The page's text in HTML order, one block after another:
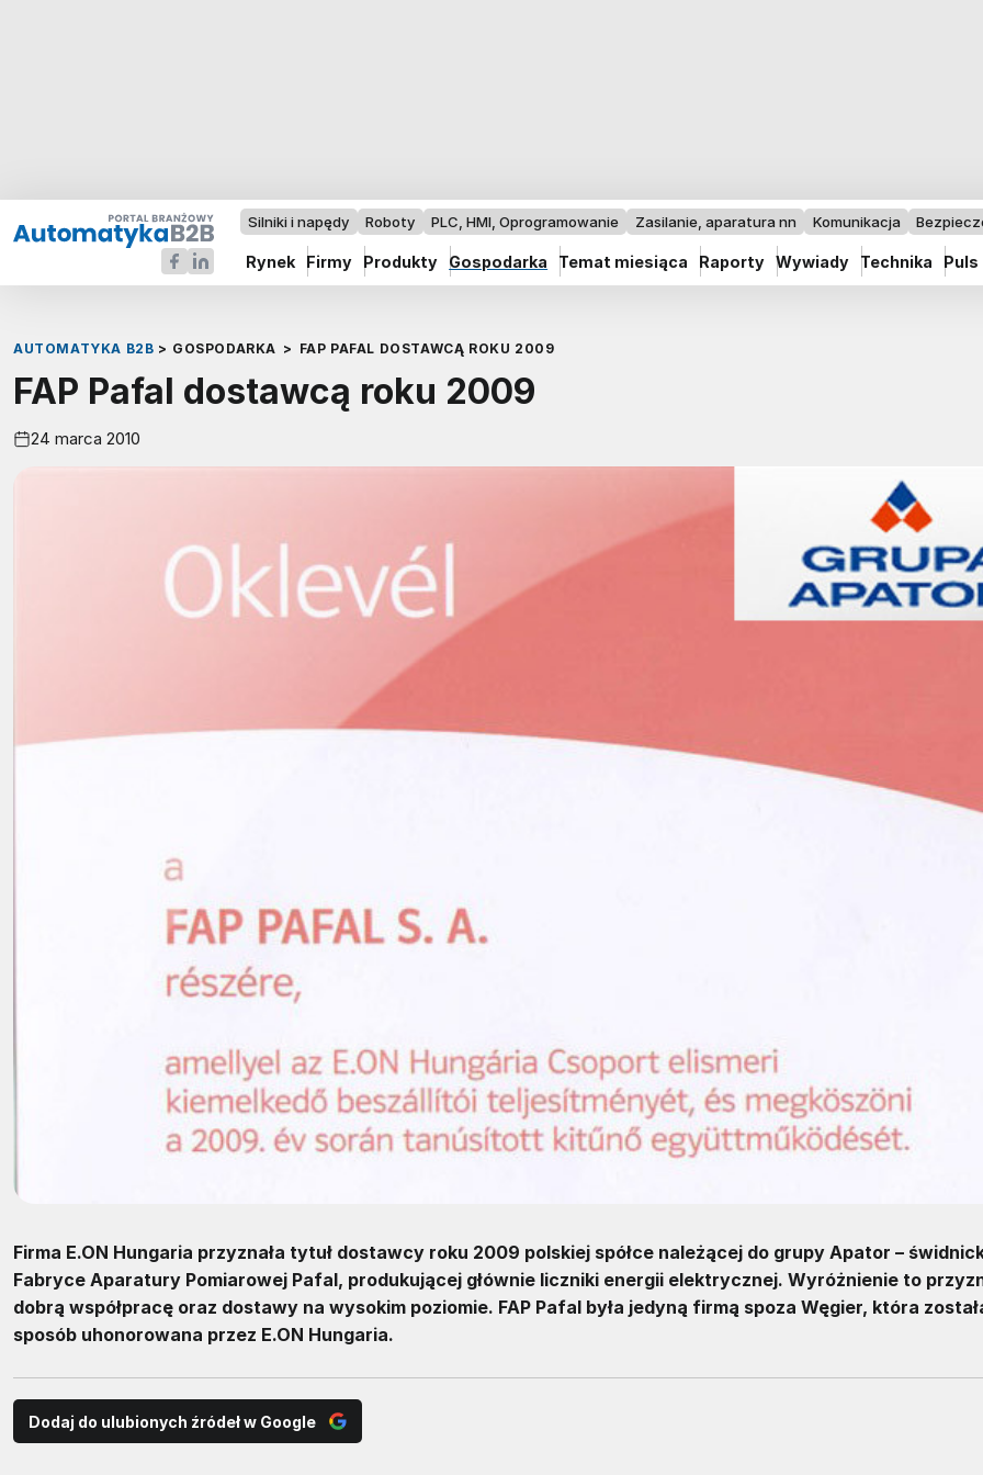
Silniki i napędy Roboty PLC, HMI, Oprogramowanie Zasilanie, aparatura nn Komunikacja
Rynek Firmy Produkty Gospodarka Temat miesiąca Raporty Wywiady Technika Puls
AUTOMATYKA B2B > GOSPODARKA > FAP PAFAL DOSTAWCĄ ROKU 2009
FAP Pafal dostawcą roku 2009
24 marca 2010
Firma E.ON Hungaria przyznała tytuł dostawcy roku 2009 polskiej spółce należącej do grupy Apator –
Fabryce Aparatury Pomiarowej Pafal, produkującej głównie liczniki energii elektrycznej. Wyróżnienie to
dobrą współpracę oraz dostawy na wysokim poziomie. FAP Pafal była jedyną firmą spoza Węgier, która
sposób uhonorowana przez E.ON Hungaria.
Dodaj do ulubionych źródeł w Google